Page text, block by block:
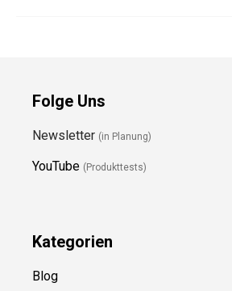
Folge Uns
Newsletter (in Planung)
YouTube (Produkttests)
Kategorien
Blog